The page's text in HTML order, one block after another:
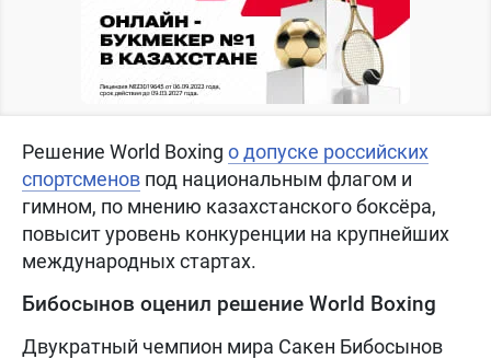
Решение World Boxing о допуске российских
спортсменов под национальным флагом и
гимном, по мнению казахстанского боксёра,
повысит уровень конкуренции на крупнейших
международных стартах.
Бибосынов оценил решение World Boxing
Двукратный чемпион мира Сакен Бибосынов